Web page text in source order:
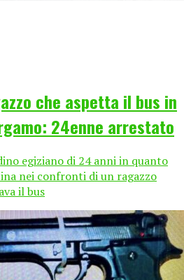
che aspetta il bus in
24enne arrestato
egiziano di 24 anni in quanto
nei confronti di un ragazzo
il bus